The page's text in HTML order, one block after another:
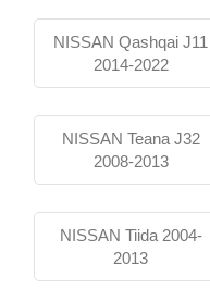
NISSAN Qashqai J11
2014-2022
NISSAN Teana J32
2008-2013
NISSAN Tiida 2004-
2013